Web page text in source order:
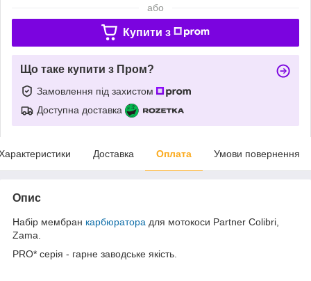
або
Купити з
Що таке купити з Пром?
Замовлення під захистом
Доступна доставка
Доставка Оплата Умови повернення
Опис
Набір мембран карбюратора для мотокоси Partner Colibri,
Zama.
PRO* серія - гарне заводське якість.